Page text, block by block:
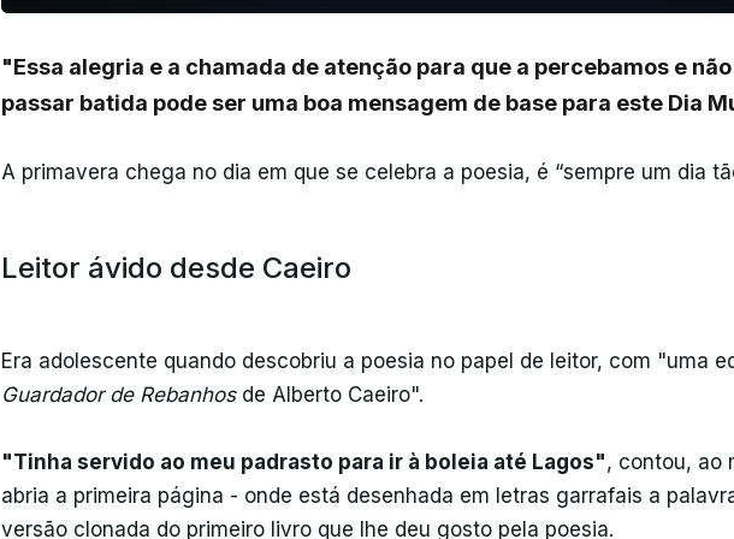
"Essa alegria e a chamada de atenção para que a percebamos e
passar batida pode ser uma boa mensagem de base para este Dia
A primavera chega no dia em que se celebra a poesia, é “sempre um dia
Leitor ávido desde Caeiro
Era adolescente quando descobriu a poesia no papel de leitor, com "uma
Guardador de Rebanhosde Alberto Caeiro".
"Tinha servido ao meu padrasto para ir à boleia até Lagos", contou, ao
abria a primeira página - onde está desenhada em letras garrafais a
versão clonada do primeiro livro que lhe deu gosto pela poesia.